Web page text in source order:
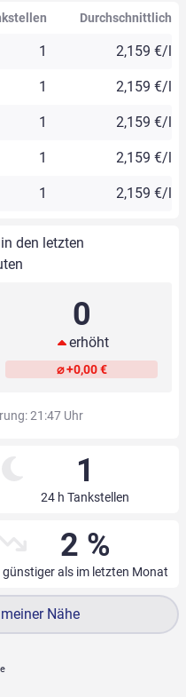
Durchschnittlich
1 2,159 €/l
1 2,159 €/l
1 2,159 €/l
1 2,159 €/l
1 2,159 €/l
den letzten
0
erhöht
⌀ +0,00 €
21:47 Uhr
1
24 h Tankstellen
2 %
günstiger als im letzten Monat
Nähe